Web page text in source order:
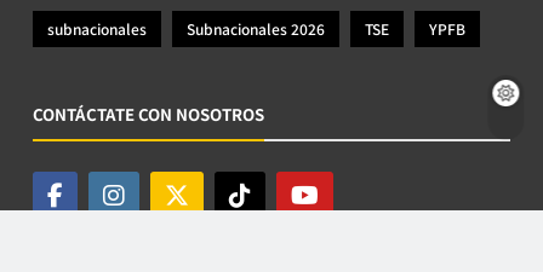
subnacionales Subnacionales 2026 TSE YPFB
CONTÁCTATE CON NOSOTROS